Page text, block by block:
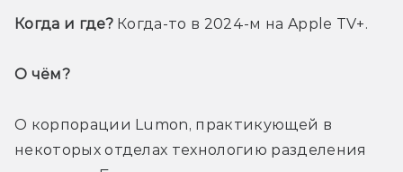
Когда и где? Когда-то в 2024-м на Apple TV+.
О чём?
О корпорации Lumon, практикующей в
некоторых отделах технологию разделения